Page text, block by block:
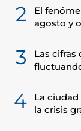
2
El
agosto y
3
Las cifras
4
La
la crisis